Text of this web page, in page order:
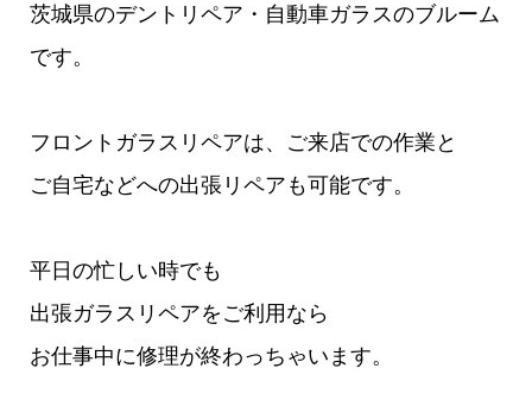
茨城県のデントリペア・自動車ガラスのブルーム
です。
フロントガラスリペアは、ご来店での作業と
ご自宅などへの出張リペアも可能です。
平日の忙しい時でも
出張ガラスリペアをご利用なら
お仕事中に修理が終わっちゃいます。